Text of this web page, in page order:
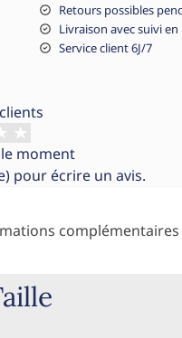
Retours possibles
Livraison avec suivi en
Service client 6J/7
moment
pour écrire un avis.
complémentaires